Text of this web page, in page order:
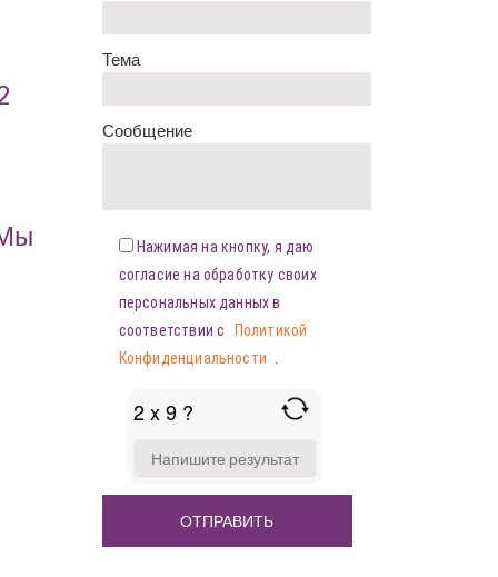
Тема
Сообщение
Нажимая на кнопку, я даю
согласие на обработку своих
персональных данных в
соответствии с
Политикой
Конфиденциальности
2 x 9 ?
FOR